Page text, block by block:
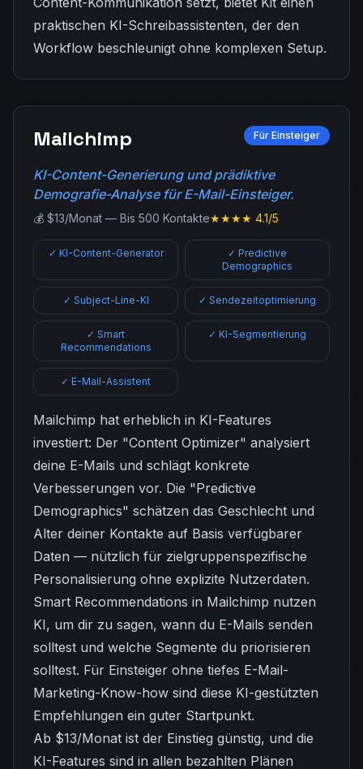
praktischen KI-Schreibassistenten, der den
Workflow beschleunigt ohne komplexen Setup.
Mailchimp Für Einsteiger
KI-Content-Generierung und prädiktive
Demografie-Analyse für E-Mail-Einsteiger.
💰 $13/Monat — Bis 500 Kontakte★★★★ 4.1/5
✓ KI-Content-Generator
✓ Predictive
Demographics
✓ Subject-Line-KI ✓ Sendezeitoptimierung
✓ Smart
Recommendations
✓ KI-Segmentierung
✓ E-Mail-Assistent
Mailchimp hat erheblich in KI-Features
investiert: Der "Content Optimizer" analysiert
deine E-Mails und schlägt konkrete
Verbesserungen vor. Die "Predictive
Demographics" schätzen das Geschlecht und
Alter deiner Kontakte auf Basis verfügbarer
Daten — nützlich für zielgruppenspezifische
Personalisierung ohne explizite Nutzerdaten.
Smart Recommendations in Mailchimp nutzen
KI, um dir zu sagen, wann du E-Mails senden
solltest und welche Segmente du priorisieren
solltest. Für Einsteiger ohne tiefes E-Mail-
Marketing-Know-how sind diese KI-gestützten
Empfehlungen ein guter Startpunkt.
Ab $13/Monat ist der Einstieg günstig, und die
KI-Features sind in allen bezahlten Plänen